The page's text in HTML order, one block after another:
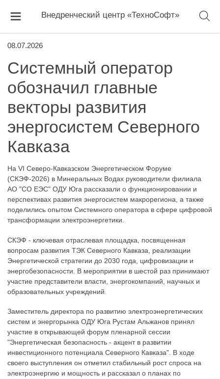
Внедренческий центр «ТехноСофт»
08.07.2026
Системный оператор
обозначил главные
векторы развития
энергосистем Северного
Кавказа
На VI Северо-Кавказском Энергетическом Форуме
(СКЭФ-2026) в Минеральных Водах руководители филиала
АО "СО ЕЭС" ОДУ Юга рассказали о функционировании и
перспективах развития энергосистем макрорегиона, а также
поделились опытом Системного оператора в сфере цифровой
трансформации электроэнергетики.
СКЭФ - ключевая отраслевая площадка, посвященная
вопросам развития ТЭК Северного Кавказа, реализации
Энергетической стратегии до 2030 года, цифровизации и
энергобезопасности. В мероприятии в шестой раз принимают
участие представители власти, энергокомпаний, научных и
образовательных учреждений.
Заместитель директора по развитию электроэнергетических
систем и энергорынка ОДУ Юга Рустам Альжанов принял
участие в открывающей форум пленарной сессии
"Энергетическая безопасность - акцент в развитии
инвестиционного потенциала Северного Кавказа". В ходе
своего выступления он отметил стабильный рост спроса на
электроэнергию и мощность и рассказал о планах по